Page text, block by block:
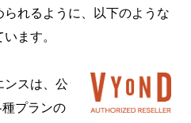
れるように、以下のような
ます。
ンスは、公
プランの